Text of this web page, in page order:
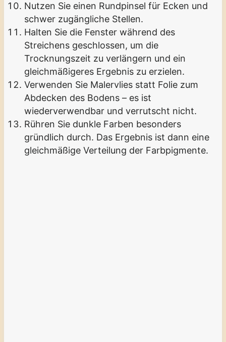
Nutzen Sie einen Rundpinsel für Ecken und
schwer zugängliche Stellen.
Halten Sie die Fenster während des
Streichens geschlossen, um die
Trocknungszeit zu verlängern und ein
gleichmäßigeres Ergebnis zu erzielen.
Verwenden Sie Malervlies statt Folie zum
Abdecken des Bodens – es ist
wiederverwendbar und verrutscht nicht.
Rühren Sie dunkle Farben besonders
gründlich durch. Das Ergebnis ist dann eine
gleichmäßige Verteilung der Farbpigmente.